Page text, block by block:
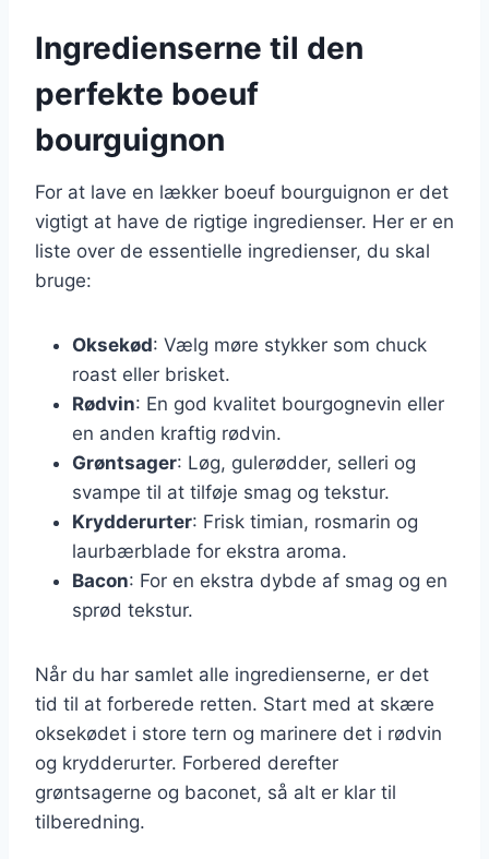
Ingredienserne til den
perfekte boeuf
bourguignon
For at lave en lækker boeuf bourguignon er det
vigtigt at have de rigtige ingredienser. Her er en
liste over de essentielle ingredienser, du skal
bruge:
Oksekød: Vælg møre stykker som chuck
roast eller brisket.
Rødvin: En god kvalitet bourgognevin eller
en anden kraftig rødvin.
Grøntsager: Løg, gulerødder, selleri og
svampe til at tilføje smag og tekstur.
Krydderurter: Frisk timian, rosmarin og
laurbærblade for ekstra aroma.
Bacon: For en ekstra dybde af smag og en
sprød tekstur.
Når du har samlet alle ingredienserne, er det
tid til at forberede retten. Start med at skære
oksekødet i store tern og marinere det i rødvin
og krydderurter. Forbered derefter
grøntsagerne og baconet, så alt er klar til
tilberedning.